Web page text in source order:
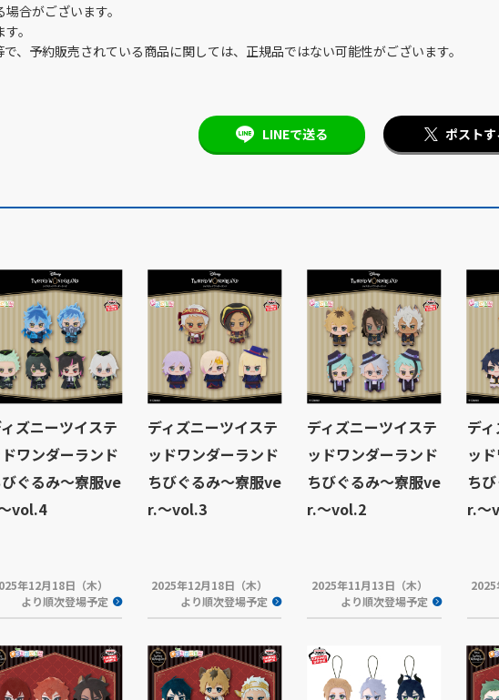
合がございます。
。
、予約販売されている商品に関しては、正規品ではない可能性がございます。
LINEで送る ポストす
ズニーツイステ
ワンダーランド
ぐるみ～寮服ve
vol.4
年12月18日（木）
より順次登場予定
ディズニーツイステ
ッドワンダーランド
ちびぐるみ～寮服ve
r.～vol.3
2025年12月18日（木）
より順次登場予定
ディズニーツイステ
ッドワンダーランド
ちびぐるみ～寮服ve
r.～vol.2
2025年11月13日（木）
より順次登場予定
デ
ッ
ち
r.～
2025